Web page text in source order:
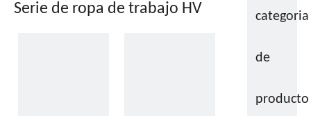
Serie de ropa de trabajo HV categoria
de
producto